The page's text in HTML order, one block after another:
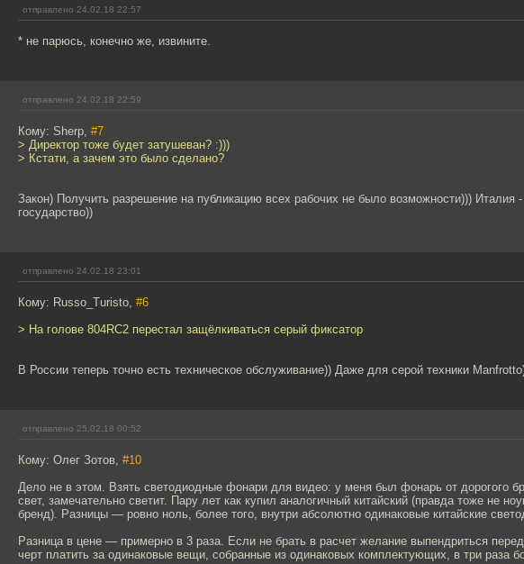
отправлено 24.02.18 22:57
* не парюсь, конечно же, извините.
отправлено 24.02.18 22:59
Кому: Sherp, #7
> Директор тоже будет затушеван? :)))
> Кстати, а зачем это было сделано?
Закон) Получить разрешение на публикацию всех рабочих не было возможности))) Италия
государство))
отправлено 24.02.18 23:01
Кому: Russo_Turisto, #6
> На голове 804RC2 перестал защёлкиваться серый фиксатор
В России теперь точно есть техническое обслуживание)) Даже для серой техники
отправлено 25.02.18 00:52
Кому: Олег Зотов, #10
Дело не в этом. Взять светодиодные фонари для видео: у меня был фонарь от дорогого
свет, замечательно светит. Пару лет как купил аналогичный китайский (правда тоже не
бренд). Разницы — ровно ноль, более того, внутри абсолютно одинаковые китайские
Разница в цене — примерно в 3 раза. Если не брать в расчет желание выпендриться
черт платить за одинаковые вещи, собранные из одинаковых комплектующих, в три раза